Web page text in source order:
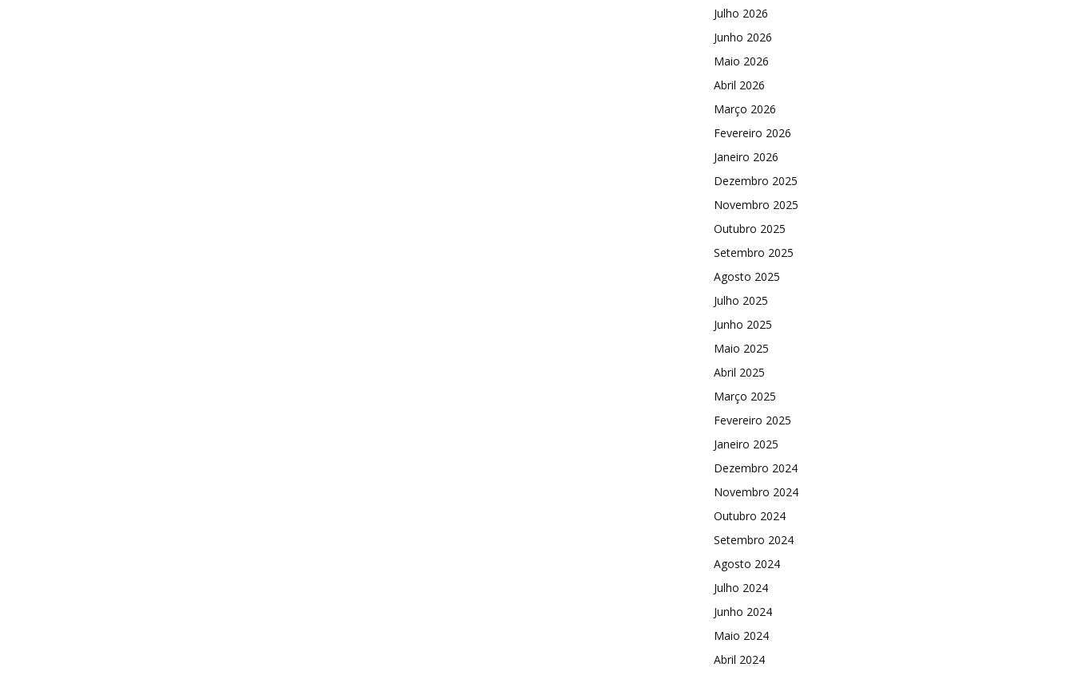
Julho 2026
Junho 2026
Maio 2026
Abril 2026
Março 2026
Fevereiro 2026
Janeiro 2026
Dezembro 2025
Novembro 2025
Outubro 2025
Setembro 2025
Agosto 2025
Julho 2025
Junho 2025
Maio 2025
Abril 2025
Março 2025
Fevereiro 2025
Janeiro 2025
Dezembro 2024
Novembro 2024
Outubro 2024
Setembro 2024
Agosto 2024
Julho 2024
Junho 2024
Maio 2024
Abril 2024